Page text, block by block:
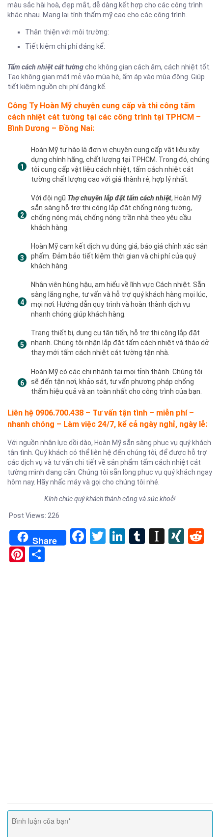
màu sắc hài hoà, đẹp mắt, dễ dàng kết hợp cho các công trình
khác nhau. Mang lại tính thẩm mỹ cao cho các công trình.
Thân thiện với môi trường:
Tiết kiệm chi phí đáng kể:
Tấm cách nhiệt cát tườngcho không gian cách âm, cách nhiệt tốt.
Tạo không gian mát mẻ vào mùa hè, ấm áp vào mùa đông. Giúp
tiết kiệm nguồn chi phí đáng kể.
Công Ty Hoàn Mỹ chuyên cung cấp và thi công tấm
cách nhiệt cát tường tại các công trình tại TPHCM –
Bình Dương – Đồng Nai:
Hoàn Mỹ tự hào là đơn vị chuyên cung cấp vật liệu xây
dựng chính hãng, chất lượng tại TPHCM. Trong đó, chúng
tôi cung cấp vật liệu cách nhiệt, tấm cách nhiệt cát
tường chất lượng cao với giá thành rẻ, hợp lý nhất.
Với đội ngũ Thợ chuyên lắp đặt tấm cách nhiệt, Hoàn Mỹ
sẵn sàng hỗ trợ thi công lắp đặt chống nóng tường,
chống nóng mái, chống nóng trần nhà theo yêu cầu
khách hàng.
Hoàn Mỹ cam kết dịch vụ đúng giá, báo giá chính xác sản
phẩm. Đảm bảo tiết kiệm thời gian và chi phí của quý
khách hàng.
Nhân viên hùng hậu, am hiểu về lĩnh vực Cách nhiệt. Sẵn
sàng lắng nghe, tư vấn và hỗ trợ quý khách hàng mọi lúc,
mọi nơi. Hướng dẫn quy trình và hoàn thành dịch vụ
nhanh chóng giúp khách hàng.
Trang thiết bị, dụng cụ tân tiến, hỗ trợ thi công lắp đặt
nhanh. Chúng tôi nhận lắp đặt tấm cách nhiệt và tháo dở
thay mới tấm cách nhiệt cát tường tận nhà.
Hoàn Mỹ có các chi nhánh tại mọi tỉnh thành. Chúng tôi
sẽ đến tận nơi, khảo sát, tư vấn phương pháp chống
thấm hiệu quả và an toàn nhất cho công trình của bạn.
Liên hệ 0906.700.438 – Tư vấn tận tình – miễn phí –
nhanh chóng – Làm việc 24/7, kể cả ngày nghỉ, ngày lễ:
Với nguồn nhân lực dồi dào, Hoàn Mỹ sẵn sàng phục vụ quý khách
tận tình. Quý khách có thể liên hệ đến chúng tôi, để được hỗ trợ
các dịch vụ và tư vấn chi tiết về sản phẩm tấm cách nhiệt cát
tường mình đang cần. Chúng tôi sẵn lòng phục vụ quý khách ngay
hôm nay. Hãy nhấc máy và gọi cho chúng tôi nhé.
Kính chúc quý khách thành công và sức khoẻ!
Post Views: 226
Share Facebook
TwitterLinkedIn
Tumblr
Pinterest